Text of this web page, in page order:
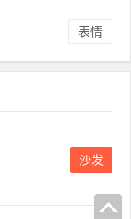
表情
沙发